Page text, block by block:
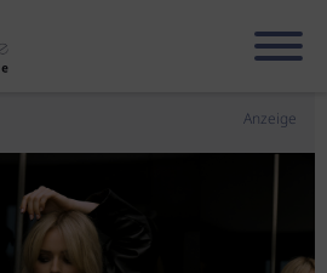
Anzeige